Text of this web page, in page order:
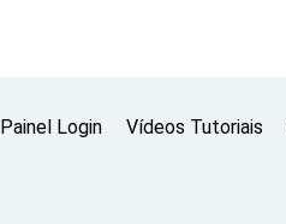
Painel Login Vídeos Tutoriais